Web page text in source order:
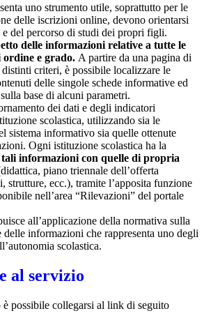
uno strumento utile, soprattutto per le
delle iscrizioni online, devono orientarsi
e del percorso di studi dei propri figli.
delle informazioni relative a tutte le
ordine e grado. A partire da una pagina di
criteri, è possibile localizzare le
delle singole schede informative ed
base di alcuni parametri.
dei dati e degli indicatori
scolastica, utilizzando sia le
sistema informativo sia quelle ottenute
Ogni istituzione scolastica ha la
informazioni con quelle di propria
piano triennale dell’offerta
strutture, ecc.), tramite l’apposita funzione
nell’area “Rilevazioni” del portale
all’applicazione della normativa sulla
delle informazioni che rappresenta uno degli
scolastica.
al servizio
è possibile collegarsi al link di seguito